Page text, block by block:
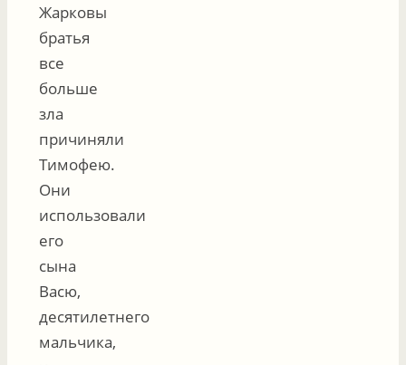
Жарковы
братья
все
больше
зла
причиняли
Тимофею.
Они
использовали
его
сына
Васю,
десятилетнего
мальчика,